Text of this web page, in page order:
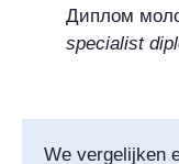
Диплом
specialist
We vergelijken